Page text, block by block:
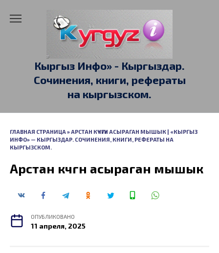
Кыргыз Инфо» - Кыргыздар.
Сочинения, книги, рефераты
на кыргызском.
ГЛАВНАЯ СТРАНИЦА»АРСТАН КҮЧҮГҮН АСЫРАГАН МЫШЫК | «КЫРГЫЗ
ИНФО» — КЫРГЫЗДАР. СОЧИНЕНИЯ, КНИГИ, РЕФЕРАТЫ НА
КЫРГЫЗСКОМ.
Арстан күчүгүн асыраган мышык
ОПУБЛИКОВАНО
11 апреля, 2025